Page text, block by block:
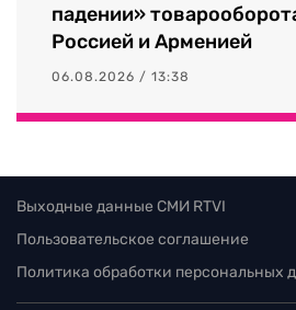
падении»
Россией и Арменией
06.08.2026 / 13:38
Выходные данные СМИ RTVI
Пользовательское соглашение
Политика обработки персональных